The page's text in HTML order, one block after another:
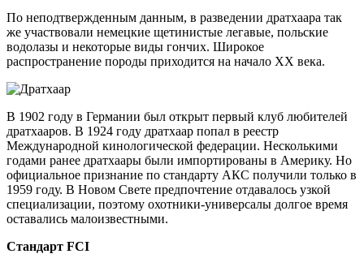
По неподтвержденным данным, в разведении дратхаара так
же участвовали немецкие щетинистые легавые, польские
водолазы и некоторые виды гончих. Широкое
распространение породы приходится на начало XX века.
В 1902 году в Германии был открыт первый клуб любителей
дратхааров. В 1924 году дратхаар попал в реестр
Международной кинологической федерации. Несколькими
годами ранее дратхаары были импортированы в Америку. Но
официальное признание по стандарту АКС получили только в
1959 году. В Новом Свете предпочтение отдавалось узкой
специализации, поэтому охотники-универсалы долгое время
оставались малоизвестными.
Стандарт FCI